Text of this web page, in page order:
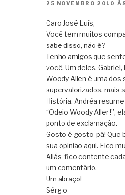
25 NOVEMBRO 2010
Caro José Luís,
Você tem muitos
sabe disso, não é?
Tenho amigos que
você. Um deles, Gabriel,
Woody Allen é uma dos
supervalorizados, mais
História. Andréa
“Odeio Woody Allen!”,
ponto de exclamação.
Gosto é gosto, pá! Que
sua opinião aqui. Fico
Aliás, fico contente
um comentário.
Um abraço!
Sérgio